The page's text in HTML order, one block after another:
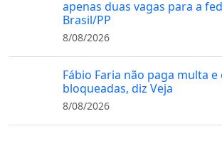
apenas duas vagas para a
Brasil/PP
8/08/2026
Fábio Faria não paga multa e
bloqueadas, diz Veja
8/08/2026